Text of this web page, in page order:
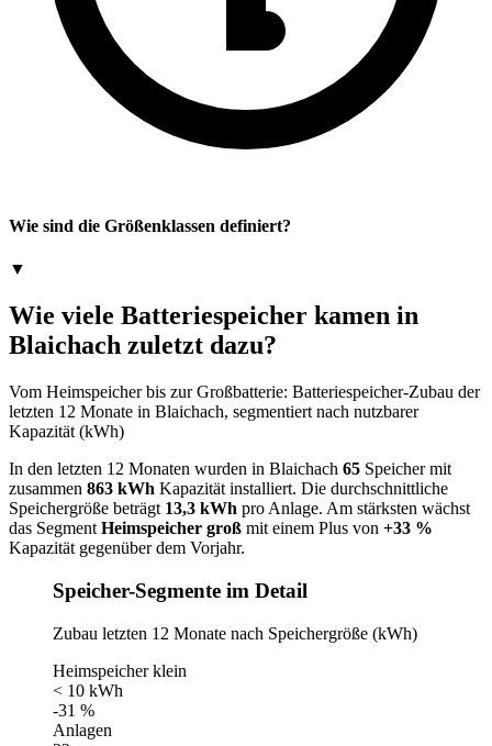
Wie sind die Größenklassen definiert?
▼
Wie viele Batteriespeicher kamen in
Blaichach zuletzt dazu?
Vom Heimspeicher bis zur Großbatterie: Batteriespeicher-Zubau der
letzten 12 Monate in Blaichach, segmentiert nach nutzbarer
Kapazität (kWh)
In den letzten 12 Monaten wurden in Blaichach 65 Speicher mit
zusammen 863 kWh Kapazität installiert. Die durchschnittliche
Speichergröße beträgt 13,3 kWh pro Anlage. Am stärksten wächst
das Segment Heimspeicher groß mit einem Plus von +33 %
Kapazität gegenüber dem Vorjahr.
Speicher-Segmente im Detail
Zubau letzten 12 Monate nach Speichergröße (kWh)
Heimspeicher klein
< 10 kWh
-31 %
Anlagen